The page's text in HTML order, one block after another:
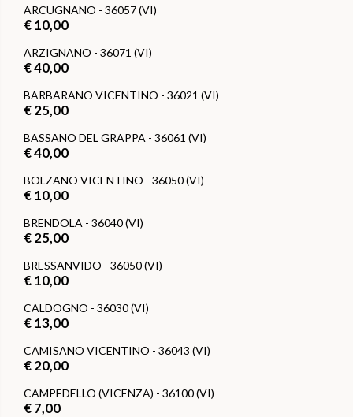
ARCUGNANO - 36057 (VI)
€ 10,00
ARZIGNANO - 36071 (VI)
€ 40,00
BARBARANO VICENTINO - 36021 (VI)
€ 25,00
BASSANO DEL GRAPPA - 36061 (VI)
€ 40,00
BOLZANO VICENTINO - 36050 (VI)
€ 10,00
BRENDOLA - 36040 (VI)
€ 25,00
BRESSANVIDO - 36050 (VI)
€ 10,00
CALDOGNO - 36030 (VI)
€ 13,00
CAMISANO VICENTINO - 36043 (VI)
€ 20,00
CAMPEDELLO (VICENZA) - 36100 (VI)
€ 7,00